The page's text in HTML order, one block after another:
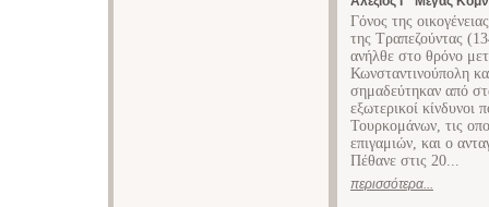
Γόνος της
της Τραπεζούντας
ανήλθε στο θρόνο
Κωνσταντινούπολη
σημαδεύτηκαν από
εξωτερικοί κίνδυνοι
Τουρκομάνων, τις
επιγαμιών, και ο
Πέθανε στις 20...
περισσότερα...